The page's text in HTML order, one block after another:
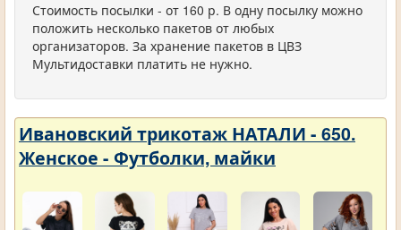
Стоимость посылки - от 160 р. В одну посылку можно
положить несколько пакетов от любых
организаторов. За хранение пакетов в ЦВЗ
Мультидоставки платить не нужно.
Ивановский трикотаж НАТАЛИ - 650.
Женское - Футболки, майки